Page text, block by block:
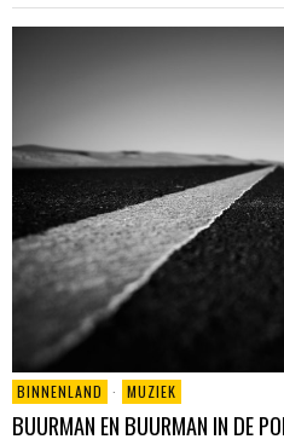
BINNENLAND · MUZIEK
BUURMAN EN BUURMAN IN DE